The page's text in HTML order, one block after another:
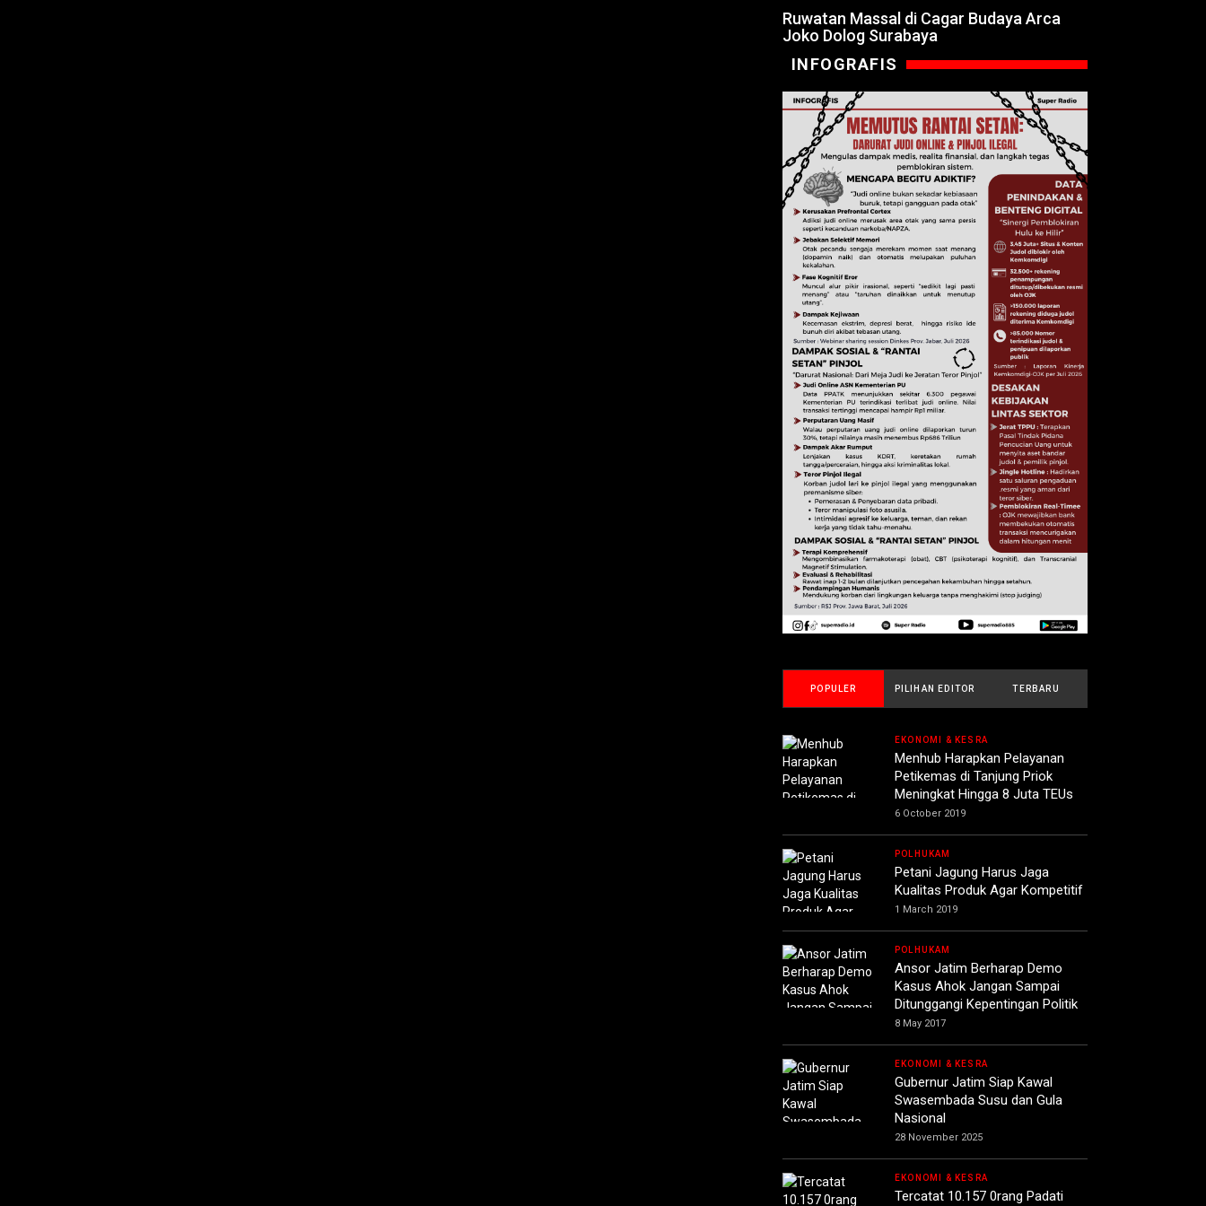
Ruwatan Massal di Cagar Budaya Arca
Joko Dolog Surabaya
INFOGRAFIS
POPULER PILIHAN EDITOR TERBARU
EKONOMI & KESRA
Menhub Harapkan Pelayanan
Petikemas di Tanjung Priok
Meningkat Hingga 8 Juta TEUs
6 October 2019
POLHUKAM
Petani Jagung Harus Jaga
Kualitas Produk Agar Kompetitif
1 March 2019
POLHUKAM
Ansor Jatim Berharap Demo
Kasus Ahok Jangan Sampai
Ditunggangi Kepentingan Politik
8 May 2017
EKONOMI & KESRA
Gubernur Jatim Siap Kawal
Swasembada Susu dan Gula
Nasional
28 November 2025
EKONOMI & KESRA
Tercatat 10.157 0rang Padati